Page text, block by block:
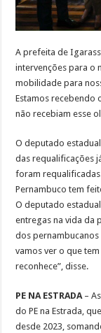
A prefeita de
intervenções para o
mobilidade para
Estamos recebendo
não recebiam esse
O deputado
das requalificações
foram
Pernambuco tem
O deputado
entregas na vida da
dos
vamos ver o que
reconhece”, disse.
PE NA ESTRADA–
do PE na Estrada,
desde 2023,